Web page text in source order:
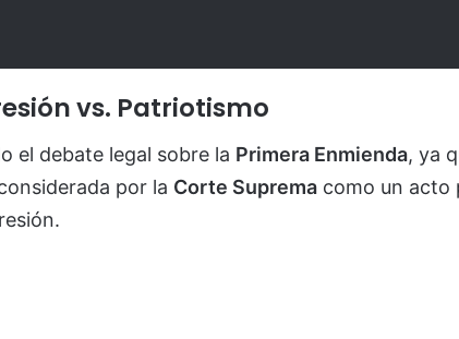
vs. Patriotismo
el debate legal sobre la Primera Enmienda, ya
por la Corte Suprema como un acto